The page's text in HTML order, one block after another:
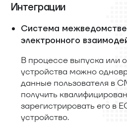
Интеграции
Система
электронного
В процессе выпуска или
устройства можно
данные пользователя в
получить
зарегистрировать его в
устройство.